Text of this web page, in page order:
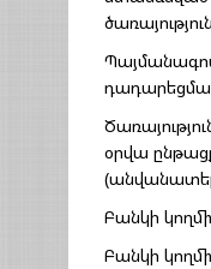
օրվա
Բանկի
Բանկի